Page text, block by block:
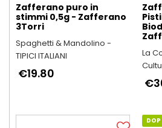
Zafferano puro in
stimmi 0,5g - Zafferano
3Torri
Spaghetti & Mandolino -
TIPICI ITALIANI
€19.80
La